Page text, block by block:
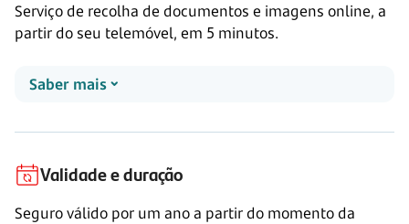
Serviço de recolha de documentos e imagens online, a
partir do seu telemóvel, em 5 minutos.
Saber mais
Validade e duração
Seguro válido por um ano a partir do momento da